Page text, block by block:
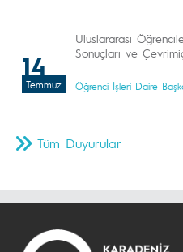
14
Temmuz
Uluslararası
Sonuçları ve
Öğrenci İşleri Daire
Tüm Duyurular